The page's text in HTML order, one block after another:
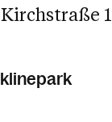
Kirchstraße 1